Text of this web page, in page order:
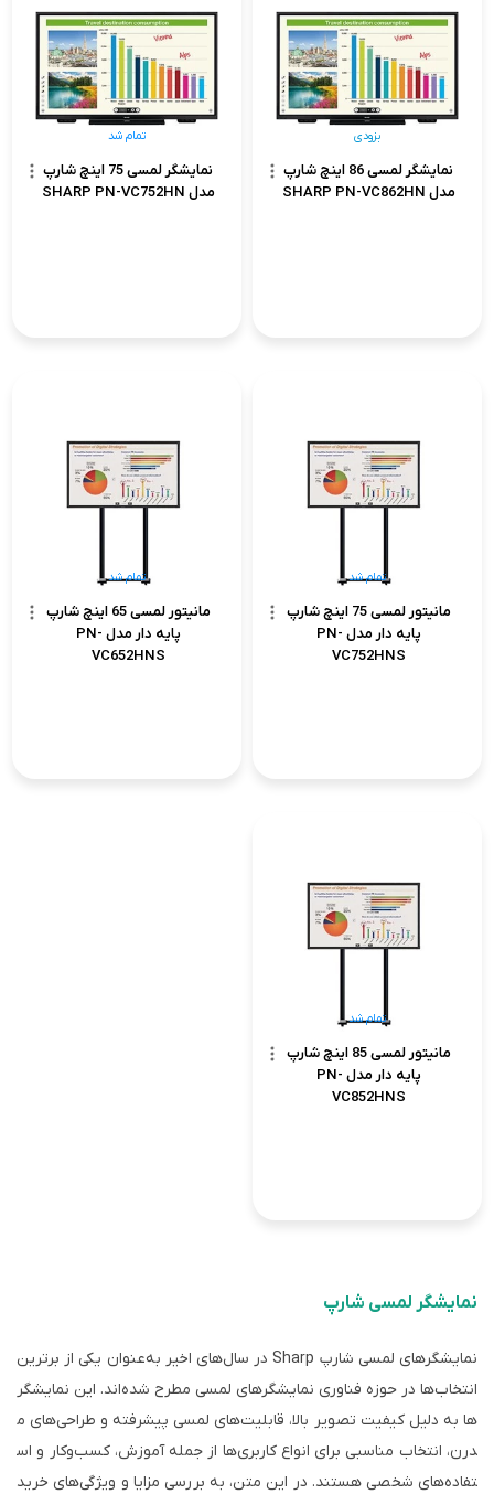
نمایشگر لمسی 86 اینچ شارپ
مدل SHARP PN-VC862HN
بزودی
نمایشگر لمسی 75 اینچ شارپ
مدل SHARP PN-VC752HN
تمام شد
مانیتور لمسی 75 اینچ شارپ
پایه دار مدل PN-
VC752HNS
تمام شد
مانیتور لمسی 65 اینچ شارپ
پایه دار مدل PN-
VC652HNS
تمام شد
مانیتور لمسی 85 اینچ شارپ
پایه دار مدل PN-
VC852HNS
تمام شد
نمایشگر لمسی شارپ
نمایشگرهای لمسی شارپ Sharp در سال‌های اخیر به‌عنوان یکی از برترین
انتخاب‌ها در حوزه فناوری نمایشگرهای لمسی مطرح شده‌اند. این نمایشگر
ها به دلیل کیفیت تصویر بالا، قابلیت‌های لمسی پیشرفته و طراحی‌های م
درن، انتخاب مناسبی برای انواع کاربری‌ها از جمله آموزش، کسب‌وکار و اس
تفاده‌های شخصی هستند. در این متن، به بررسی مزایا و ویژگی‌های خرید